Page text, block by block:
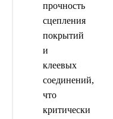
прочность
сцепления
покрытий
и
клеевых
соединений,
что
критически